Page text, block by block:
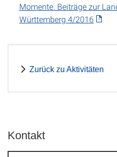
Momente. Beiträge zur
Württemberg 4/2016
Zurück zu Aktivitäten
Kontakt